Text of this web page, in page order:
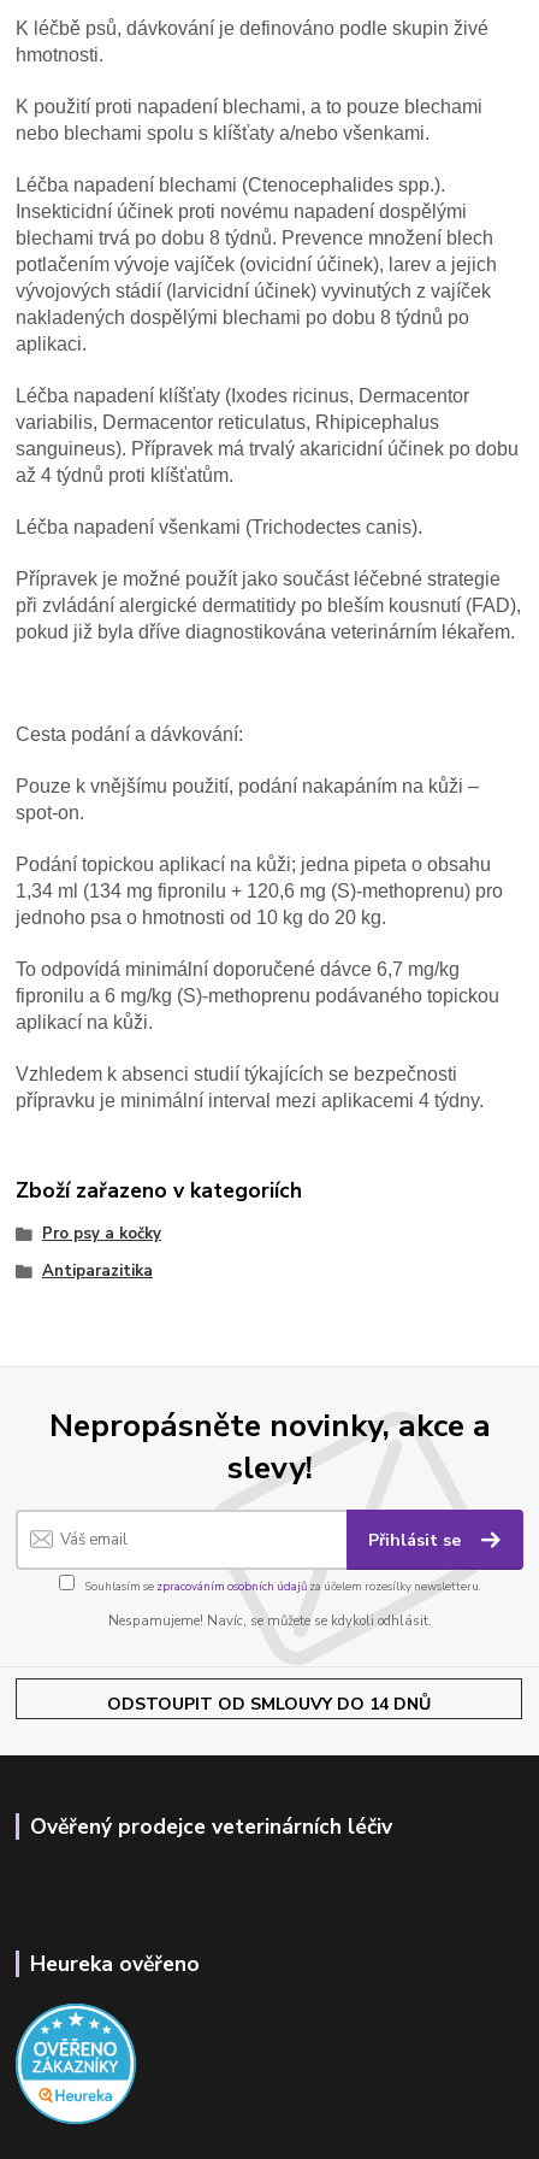
K léčbě psů, dávkování je definováno podle skupin živé
hmotnosti.
K použití proti napadení blechami, a to pouze blechami
nebo blechami spolu s klíšťaty a/nebo všenkami.
Léčba napadení blechami (Ctenocephalides spp.).
Insekticidní účinek proti novému napadení dospělými
blechami trvá po dobu 8 týdnů. Prevence množení blech
potlačením vývoje vajíček (ovicidní účinek), larev a jejich
vývojových stádií (larvicidní účinek) vyvinutých z vajíček
nakladených dospělými blechami po dobu 8 týdnů po
aplikaci.
Léčba napadení klíšťaty (Ixodes ricinus, Dermacentor
variabilis, Dermacentor reticulatus, Rhipicephalus
sanguineus). Přípravek má trvalý akaricidní účinek po dobu
až 4 týdnů proti klíšťatům.
Léčba napadení všenkami (Trichodectes canis).
Přípravek je možné použít jako součást léčebné strategie
při zvládání alergické dermatitidy po bleším kousnutí (FAD),
pokud již byla dříve diagnostikována veterinárním lékařem.
Cesta podání a dávkování:
Pouze k vnějšímu použití, podání nakapáním na kůži –
spot-on.
Podání topickou aplikací na kůži; jedna pipeta o obsahu
1,34 ml (134 mg fipronilu + 120,6 mg (S)-methoprenu) pro
jednoho psa o hmotnosti od 10 kg do 20 kg.
To odpovídá minimální doporučené dávce 6,7 mg/kg
fipronilu a 6 mg/kg (S)-methoprenu podávaného topickou
aplikací na kůži.
Vzhledem k absenci studií týkajících se bezpečnosti
přípravku je minimální interval mezi aplikacemi 4 týdny.
Zboží zařazeno v kategoriích
Pro psy a kočky
Antiparazitika
Nepropásněte novinky, akce a
slevy!
Přihlásit se
Souhlasím se zpracováním osobních údajůza účelem rozesílky newsletteru.
Nespamujeme! Navíc, se můžete se kdykoli odhlásit.
ODSTOUPIT OD SMLOUVY DO 14 DNŮ
Ověřený prodejce veterinárních léčiv
Heureka ověřeno